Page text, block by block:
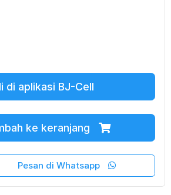
di aplikasi BJ-Cell
ke keranjang
Pesan di Whatsapp